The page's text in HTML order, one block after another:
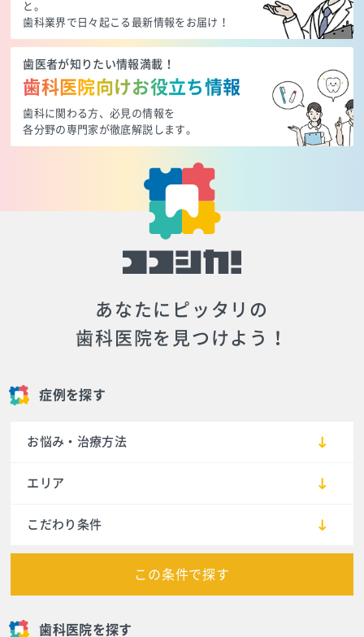
と。
歯科業界で日々起こる最新情報をお届け！
歯医者が知りたい情報満載！
歯科医院向けお役立ち情報
歯科に関わる方、必見の情報を
各分野の専門家が徹底解説します。
あなたにピッタリの
歯科医院を見つけよう！
症例を探す
お悩み・治療方法
エリア
こだわり条件
この条件で探す
歯科医院を探す